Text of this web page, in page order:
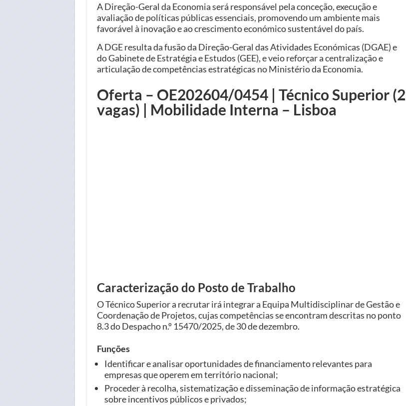
A Direção-Geral da Economia será responsável pela conceção, execução e
avaliação de políticas públicas essenciais, promovendo um ambiente mais
favorável à inovação e ao crescimento económico sustentável do país.
A DGE resulta da fusão da Direção-Geral das Atividades Económicas (DGAE) e
do Gabinete de Estratégia e Estudos (GEE), e veio reforçar a centralização e
articulação de competências estratégicas no Ministério da Economia.
Oferta – OE202604/0454 | Técnico Superior (2
vagas) | Mobilidade Interna – Lisboa
Caracterização do Posto de Trabalho
O Técnico Superior a recrutar irá integrar a Equipa Multidisciplinar de Gestão e
Coordenação de Projetos, cujas competências se encontram descritas no ponto
8.3 do Despacho n.º 15470/2025, de 30 de dezembro.
Funções
Identificar e analisar oportunidades de financiamento relevantes para
empresas que operem em território nacional;
Proceder à recolha, sistematização e disseminação de informação estratégica
sobre incentivos públicos e privados;